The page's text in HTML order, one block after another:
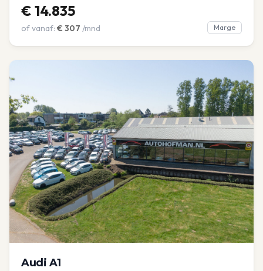
€ 14.835
of vanaf: € 307 /mnd Marge
Audi A1